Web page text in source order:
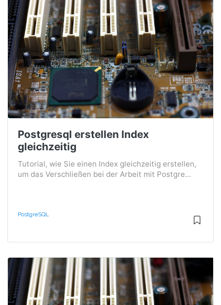
Postgresql erstellen Index
gleichzeitig
Tutorial, wie Sie einen Index gleichzeitig erstellen,
um das Verschließen bei der Arbeit mit Postgre...
PostgreSQL